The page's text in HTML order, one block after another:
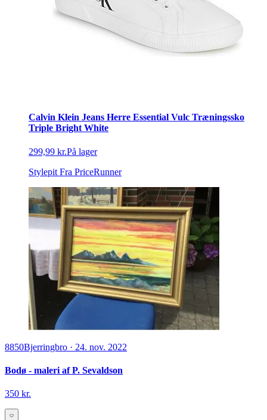
Calvin Klein Jeans Herre Essential Vulc Træningssko
Triple Bright White
299,99 kr.På lager
Stylepit Fra PriceRunner
8850Bjerringbro · 24. nov. 2022
Bodø - maleri af P. Sevaldson
350 kr.